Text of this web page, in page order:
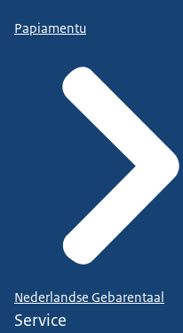
Papiamentu
Nederlandse Gebarentaal
Service